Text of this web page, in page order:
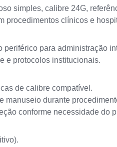
simples, calibre 24G,
procedimentos clínicos e
periférico para administração
e protocolos institucionais.
de calibre compatível.
manuseio durante
conforme necessidade do